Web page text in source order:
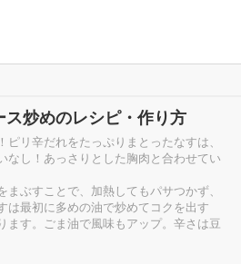
炒めのレシピ・作り方
ピリ辛だれをたっぷりまとったなすは、
なし！あっさりとした胸肉と合わせてい
ぶすことで、加熱してもパサつかず、
は最初に多めの油で炒めてコクを出す
ます。ごま油で風味もアップ。辛さは豆